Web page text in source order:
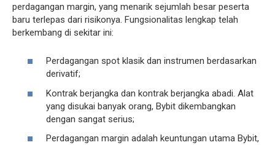
perdagangan margin, yang menarik sejumlah besar peserta
baru terlepas dari risikonya. Fungsionalitas lengkap telah
berkembang di sekitar ini:
Perdagangan spot klasik dan instrumen berdasarkan
derivatif;
Kontrak berjangka dan kontrak berjangka abadi. Alat
yang disukai banyak orang, Bybit dikembangkan
dengan sangat serius;
Perdagangan margin adalah keuntungan utama Bybit,